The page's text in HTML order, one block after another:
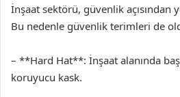
İnşaat sektörü, güvenlik açısından
Bu nedenle güvenlik terimleri de
– **Hard Hat**: İnşaat alanında
koruyucu kask.